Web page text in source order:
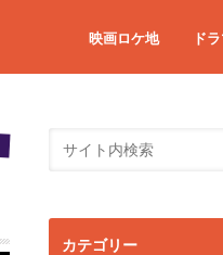
映画ロケ地 ド
カテゴリー